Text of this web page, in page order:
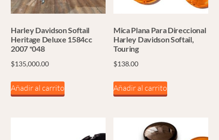
Harley Davidson Softail
Heritage Deluxe 1584cc
2007 *048
$135,000.00
Añadir al carrito
Mica Plana Para Direccional
Harley Davidson Softail,
Touring
$138.00
Añadir al carrito